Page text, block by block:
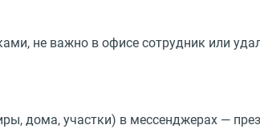
не важно в офисе сотрудник или
дома, участки) в мессенджерах —